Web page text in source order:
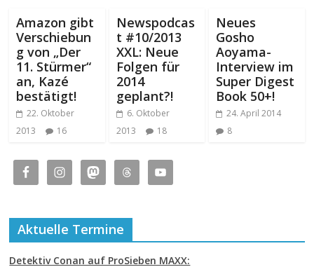
Amazon gibt
Verschiebun
g von „Der
11. Stürmer“
an, Kazé
bestätigt!
22. Oktober
2013
16
Newspodcas
t #10/2013
XXL: Neue
Folgen für
2014
geplant?!
6. Oktober
2013
18
Neues
Gosho
Aoyama-
Interview im
Super Digest
Book 50+!
24. April 2014
8
Aktuelle Termine
Detektiv Conan auf ProSieben MAXX: